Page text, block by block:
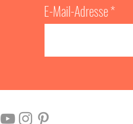
E-Mail-Adresse